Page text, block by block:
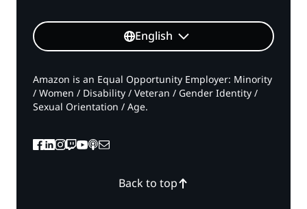
English
Back to top
Amazon is an Equal Opportunity Employer: Minority
/ Women / Disability / Veteran / Gender Identity /
Sexual Orientation / Age.